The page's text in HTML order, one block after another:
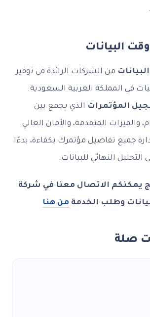
البيانات
من الشركات الرائدة في توفير
في المملكة العربية السعودية.
المؤتمرات الذي يجمع بين
والميزات المتقدمة، والأمان العالي.
جميع تفاصيل مؤتمرك بكفاءة، بدءًا
النهائي للبيانات.
يمكنكم الاتصال معنا في شركة
وطلب الخدمة من هنا
صلة